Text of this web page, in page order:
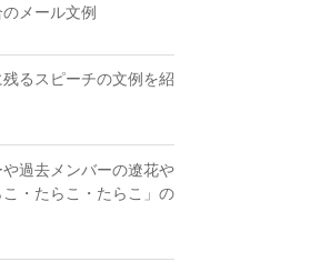
メール文例
るスピーチの文例を紹
過去メンバーの遼花や
・たらこ・たらこ」の